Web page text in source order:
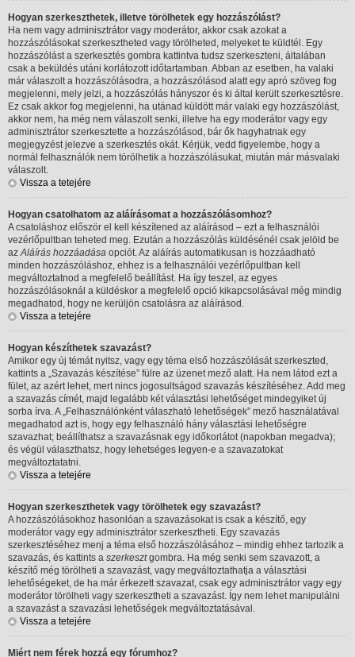
Hogyan szerkeszthetek, illetve törölhetek egy hozzászólást?
Ha nem vagy adminisztrátor vagy moderátor, akkor csak azokat a
hozzászólásokat szerkesztheted vagy törölheted, melyeket te küldtél. Egy
hozzászólást a szerkesztés gombra kattintva tudsz szerkeszteni, általában
csak a beküldés utáni korlátozott időtartamban. Abban az esetben, ha valaki
már válaszolt a hozzászólásodra, a hozzászólásod alatt egy apró szöveg fog
megjelenni, mely jelzi, a hozzászólás hányszor és ki által került szerkesztésre.
Ez csak akkor fog megjelenni, ha utánad küldött már valaki egy hozzászólást,
akkor nem, ha még nem válaszolt senki, illetve ha egy moderátor vagy egy
adminisztrátor szerkesztette a hozzászólásod, bár ők hagyhatnak egy
megjegyzést jelezve a szerkesztés okát. Kérjük, vedd figyelembe, hogy a
normál felhasználók nem törölhetik a hozzászólásukat, miután már másvalaki
válaszolt.
Vissza a tetejére
Hogyan csatolhatom az aláírásomat a hozzászólásomhoz?
A csatoláshoz először el kell készítened az aláírásod – ezt a felhasználói
vezérlőpultban teheted meg. Ezután a hozzászólás küldésénél csak jelöld be
azAláírás hozzáadása opciót. Az aláírás automatikusan is hozzáadható
minden hozzászóláshoz, ehhez is a felhasználói vezérlőpultban kell
megváltoztatnod a megfelelő beállítást. Ha így teszel, az egyes
hozzászólásoknál a küldéskor a megfelelő opció kikapcsolásával még mindig
megadhatod, hogy ne kerüljön csatolásra az aláírásod.
Vissza a tetejére
Hogyan készíthetek szavazást?
Amikor egy új témát nyitsz, vagy egy téma első hozzászólását szerkeszted,
kattints a „Szavazás készítése” fülre az üzenet mező alatt. Ha nem látod ezt a
fület, az azért lehet, mert nincs jogosultságod szavazás készítéséhez. Add meg
a szavazás címét, majd legalább két választási lehetőséget mindegyiket új
sorba írva. A „Felhasználónként válaszható lehetőségek” mező használatával
megadhatod azt is, hogy egy felhasználó hány választási lehetőségre
szavazhat; beállíthatsz a szavazásnak egy időkorlátot (napokban megadva);
és végül választhatsz, hogy lehetséges legyen-e a szavazatokat
megváltoztatatni.
Vissza a tetejére
Hogyan szerkeszthetek vagy törölhetek egy szavazást?
A hozzászólásokhoz hasonlóan a szavazásokat is csak a készítő, egy
moderátor vagy egy adminisztrátor szerkesztheti. Egy szavazás
szerkesztéséhez menj a téma első hozzászólásához – mindig ehhez tartozik a
szavazás, és kattints a szerkesztgombra. Ha még senki sem szavazott, a
készítő még törölheti a szavazást, vagy megváltoztathatja a választási
lehetőségeket, de ha már érkezett szavazat, csak egy adminisztrátor vagy egy
moderátor törölheti vagy szerkesztheti a szavazást. Így nem lehet manipulálni
a szavazást a szavazási lehetőségek megváltoztatásával.
Vissza a tetejére
Miért nem férek hozzá egy fórumhoz?